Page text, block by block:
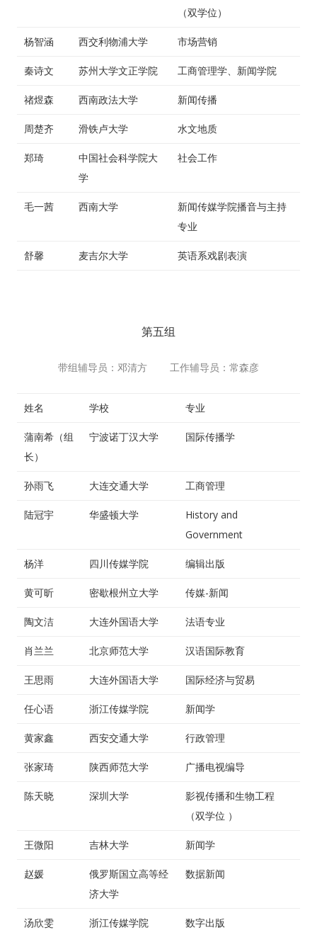
（双学位）
杨智涵 西交利物浦大学 市场营销
秦诗文 苏州大学文正学院 工商管理学、新闻学院
禇煜森 西南政法大学 新闻传播
周楚齐 滑铁卢大学 水文地质
郑琦
中国社会科学院大
学
社会工作
毛一茜 西南大学
新闻传媒学院播音与主持
专业
舒馨 麦吉尔大学 英语系戏剧表演
第五组
带组辅导员：邓清方 工作辅导员：常森彦
姓名 学校 专业
蒲南希（组
长）
宁波诺丁汉大学 国际传播学
孙雨飞 大连交通大学 工商管理
陆冠宇 华盛顿大学
History and
Government
杨洋 四川传媒学院 编辑出版
黄可昕 密歇根州立大学 传媒-新闻
陶文洁 大连外国语大学 法语专业
肖兰兰 北京师范大学 汉语国际教育
王思雨 大连外国语大学 国际经济与贸易
任心语 浙江传媒学院 新闻学
黄家鑫 西安交通大学 行政管理
张家琦 陕西师范大学 广播电视编导
陈天晓 深圳大学
影视传播和生物工程
（双学位 ）
王微阳 吉林大学 新闻学
赵媛
俄罗斯国立高等经
济大学
数据新闻
汤欣雯 浙江传媒学院 数字出版